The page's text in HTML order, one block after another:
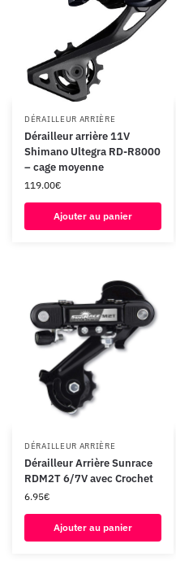
DÉRAILLEUR ARRIÈRE
Dérailleur arrière 11V
Shimano Ultegra RD-R8000
– cage moyenne
119.00€
Ajouter au panier
DÉRAILLEUR ARRIÈRE
Dérailleur Arrière Sunrace
RDM2T 6/7V avec Crochet
6.95€
Ajouter au panier